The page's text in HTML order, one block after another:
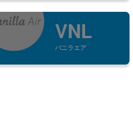
VNL
バニラエア